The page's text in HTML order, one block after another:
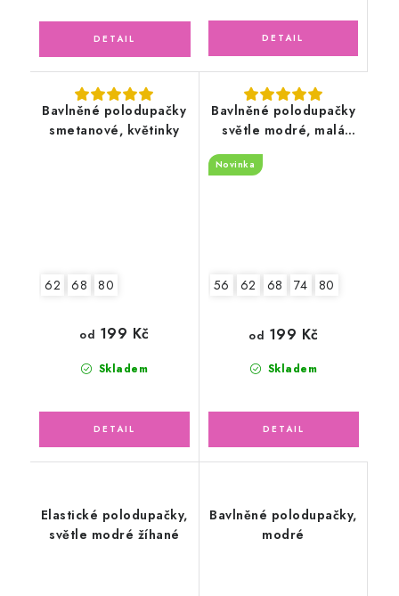
Bavlněné polodupačky
smetanové, květinky
62 68 80
Skladem
od 199 Kč
Bavlněné polodupačky
světle modré, malá
Novinka
56 62 68 74 80
Skladem
od 199 Kč
Elastické polodupačky,
světle modré žíhané
Bavlněné polodupačky,
modré